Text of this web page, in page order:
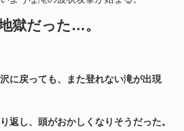
獄だった…。
に戻っても、また登れない滝が出現
返し、頭がおかしくなりそうだった。